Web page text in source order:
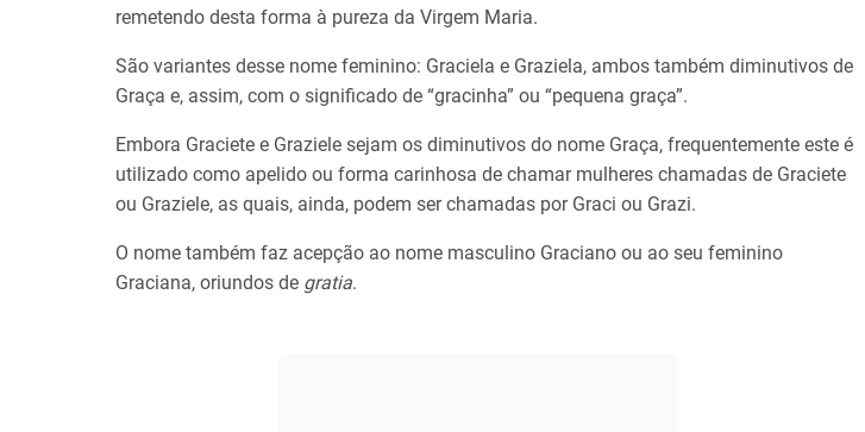
remetendo desta forma à pureza da Virgem Maria.
São variantes desse nome feminino: Graciela e Graziela, ambos também diminutivos de
Graça e, assim, com o significado de “gracinha” ou “pequena graça”.
Embora Graciete e Graziele sejam os diminutivos do nome Graça, frequentemente este é
utilizado como apelido ou forma carinhosa de chamar mulheres chamadas de Graciete
ou Graziele, as quais, ainda, podem ser chamadas por Graci ou Grazi.
O nome também faz acepção ao nome masculino Graciano ou ao seu feminino
Graciana, oriundos de gratia.